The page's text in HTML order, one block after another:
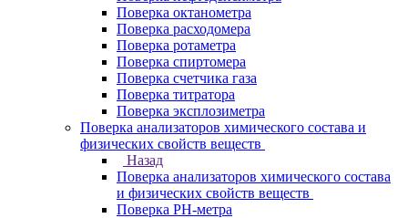
Поверка октанометра
Поверка расходомера
Поверка ротаметра
Поверка спиртомера
Поверка счетчика газа
Поверка титратора
Поверка эксплозиметра
Поверка анализаторов химического состава и
физических свойств веществ
Назад
Поверка анализаторов химического состава
и физических свойств веществ
Поверка PH-метра